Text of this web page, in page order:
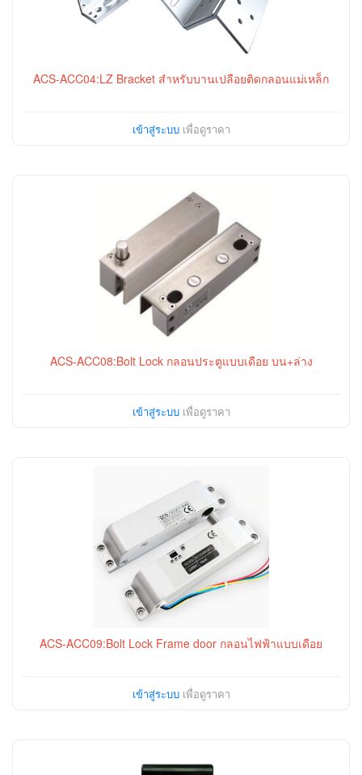
ACS-ACC04:LZ Bracket สำหรับบานเปลือยติดกลอนแม่เหล็ก
เข้าสู่ระบบเพื่อดูราคา
ACS-ACC08:Bolt Lock กลอนประตูแบบเดือย บน+ล่าง
เข้าสู่ระบบเพื่อดูราคา
ACS-ACC09:Bolt Lock Frame door กลอนไฟฟ้าแบบเดือย
เข้าสู่ระบบเพื่อดูราคา